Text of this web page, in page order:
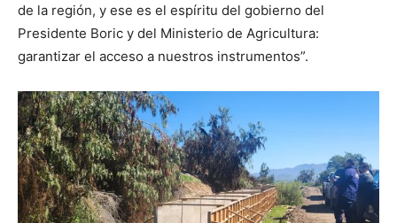
de la región, y ese es el espíritu del gobierno del
Presidente Boric y del Ministerio de Agricultura:
garantizar el acceso a nuestros instrumentos”.